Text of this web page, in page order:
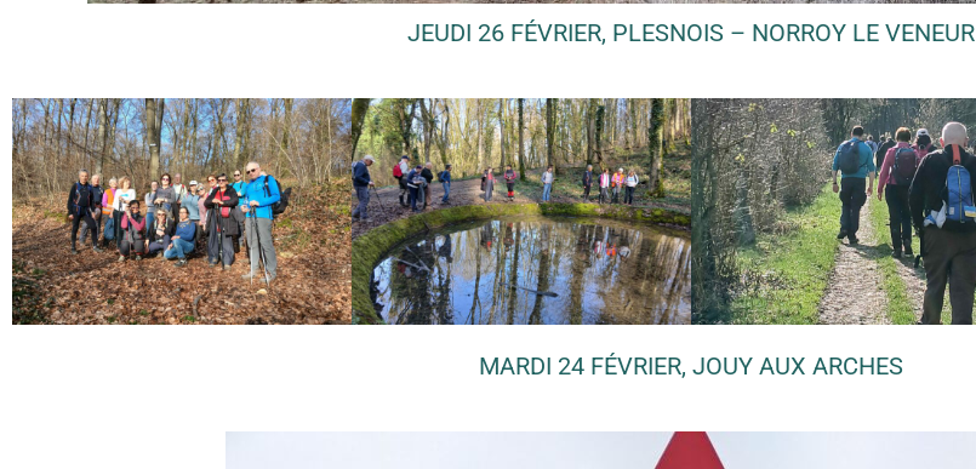
JEUDI 26 FÉVRIER, PLESNOIS – NORROY LE VENEUR
MARDI 24 FÉVRIER, JOUY AUX ARCHES